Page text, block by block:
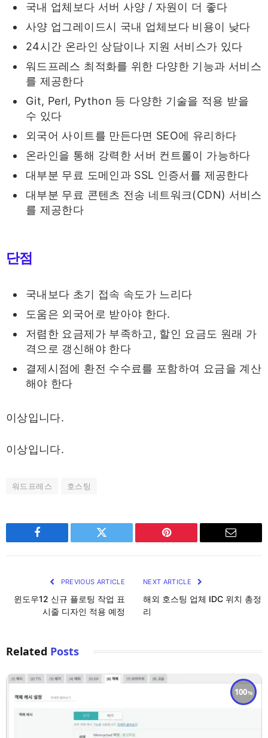
국내 업체보다 서버 사양 / 자원이 더 좋다
사양 업그레이드시 국내 업체보다 비용이 낮다
24시간 온라인 상담이나 지원 서비스가 있다
워드프레스 최적화를 위한 다양한 기능과 서비스
를 제공한다
Git, Perl, Python 등 다양한 기술을 적용 받을
수 있다
외국어 사이트를 만든다면 SEO에 유리하다
온라인을 통해 강력한 서버 컨트롤이 가능하다
대부분 무료 도메인과 SSL 인증서를 제공한다
대부분 무료 콘텐츠 전송 네트워크(CDN) 서비스
를 제공한다
단점
국내보다 초기 접속 속도가 느리다
도움은 외국어로 받아야 한다.
저렴한 요금제가 부족하고, 할인 요금도 원래 가
격으로 갱신해야 한다
결제시점에 환전 수수료를 포함하여 요금을 계산
해야 한다
이상입니다.
이상입니다.
워드프레스 호스팅
Facebook Twitter Pinterest Email
PREVIOUS ARTICLE
윈도우12 신규 플로팅 작업 표
시줄 디자인 적용 예정
NEXT ARTICLE
해외 호스팅 업체 IDC 위치 총정
리
Related Posts
100